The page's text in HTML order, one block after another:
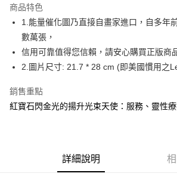
Apple Pay
街口支付
悠遊付
ATM付款
7-11取貨付款
商品特色
1.能量催化圖乃直接自畫家進口，自多年
數萬張，
信用可靠值得您信賴，請安心購買正版商
2.圖片尺寸: 21.7 * 28 cm (即美國慣用之
銷售重點
紅寶石閃金光的揚升光束天使：服務、靈性
詳細說明